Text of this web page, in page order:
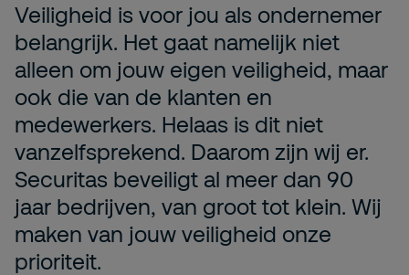
Veiligheid is voor jou als ondernemer
belangrijk. Het gaat namelijk niet
alleen om jouw eigen veiligheid, maar
ook die van de klanten en
medewerkers. Helaas is dit niet
vanzelfsprekend. Daarom zijn wij er.
Securitas beveiligt al meer dan 90
jaar bedrijven, van groot tot klein. Wij
maken van jouw veiligheid onze
prioriteit.